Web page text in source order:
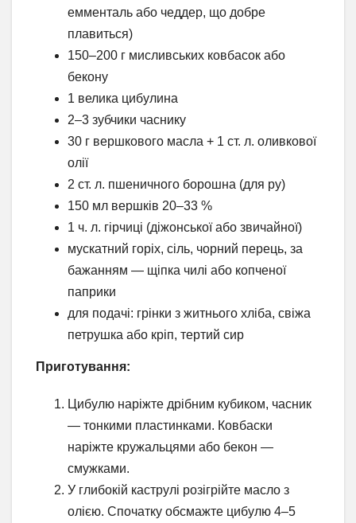
емменталь або чеддер, що добре
плавиться)
150–200 г мисливських ковбасок або
бекону
1 велика цибулина
2–3 зубчики часнику
30 г вершкового масла + 1 ст. л. оливкової
олії
2 ст. л. пшеничного борошна (для ру)
150 мл вершків 20–33 %
1 ч. л. гірчиці (діжонської або звичайної)
мускатний горіх, сіль, чорний перець, за
бажанням — щіпка чилі або копченої
паприки
для подачі: грінки з житнього хліба, свіжа
петрушка або кріп, тертий сир
Приготування:
Цибулю наріжте дрібним кубиком, часник
— тонкими пластинками. Ковбаски
наріжте кружальцями або бекон —
смужками.
У глибокій каструлі розігрійте масло з
олією. Спочатку обсмажте цибулю 4–5